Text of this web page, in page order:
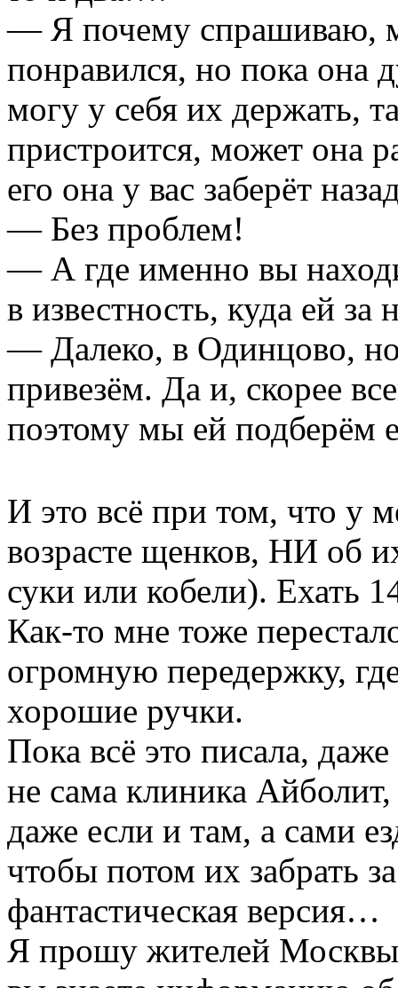
— Я почему спрашиваю,
понравился, но пока она
могу у себя их держать,
пристроится, может она
его она у вас заберёт
— Без проблем!
— А где именно вы
в известность, куда ей за
— Далеко, в Одинцово,
привезём. Да и, скорее
поэтому мы ей подберём
И это всё при том, что у
возрасте щенков, НИ об
суки или кобели). Ехать
Как-то мне тоже
огромную передержку,
хорошие ручки.
Пока всё это писала,
не сама клиника
даже если и там, а сами
чтобы потом их забрать
фантастическая версия…
Я прошу жителей Москвы